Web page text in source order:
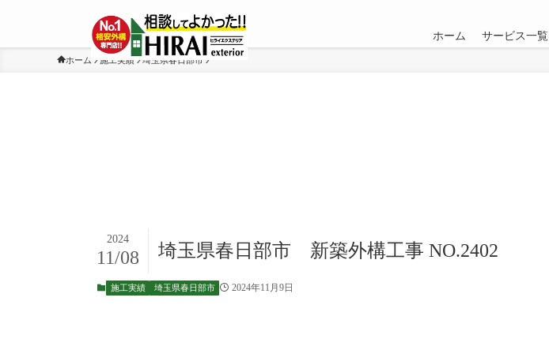
ホーム サービス一覧
ホーム 施工実績 埼玉県春日部市
埼玉県春日部市 新築外構工事 NO.2402
2024
11/08
施工実績 埼玉県春日部市 2024年11月9日